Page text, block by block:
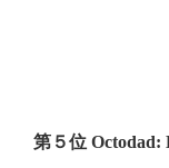
第５位 Octodad: